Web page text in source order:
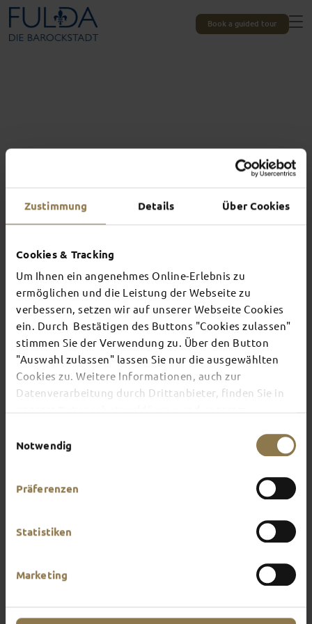
Zustimmung Details Über Cookies
Cookies & Tracking
Um Ihnen ein angenehmes Online-Erlebnis zu
ermöglichen und die Leistung der Webseite zu
verbessern, setzen wir auf unserer Webseite Cookies
ein. Durch Bestätigen des Buttons "Cookies zulassen"
stimmen Sie der Verwendung zu. Über den Button
"Auswahl zulassen" lassen Sie nur die ausgewählten
Cookies zu. Weitere Informationen, auch zur
Datenverarbeitung durch Drittanbieter, finden Sie in
Notwendig
Präferenzen
Statistiken
Marketing
Book a guided tour
Experiences unique to Fulda
TOP EVENTS
There's always something going on in Fulda:
whether it's a concert, a musical, a fun-filled
guided tour or a theatre performance – this is the
place to discover the current events and